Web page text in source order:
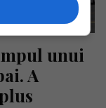
unui
A